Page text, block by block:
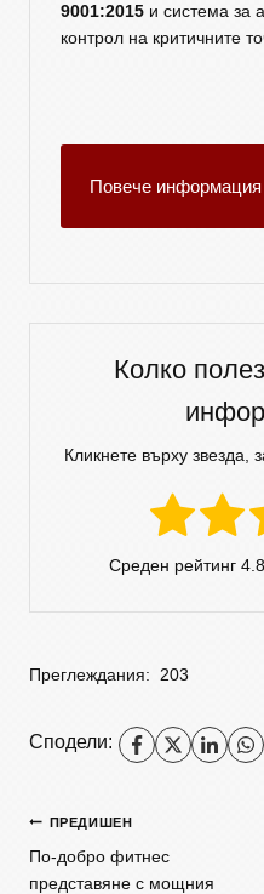
9001:2015 и система за
контрол на критичните
Повече информация
Колко
Кликнете върху звезда,
Среден рейтинг 4.8
Преглеждания: 203
Сподели:
ПРЕДИШЕН
По-добро фитнес
представяне с мощния